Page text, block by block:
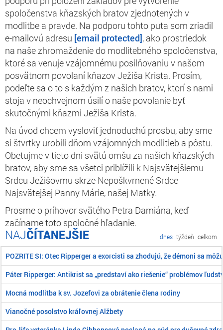
spoločenstva kňazských bratov zjednotených v
modlitbe a pravde. Na podporu tohto puta som zriadil
e-mailovú adresu [email protected], ako prostriedok
na naše zhromaždenie do modlitebného spoločenstva,
ktoré sa venuje vzájomnému posilňovaniu v našom
posvätnom povolaní kňazov Ježiša Krista. Prosím,
podeľte sa o to s každým z našich bratov, ktorí s nami
stoja v neochvejnom úsilí o naše povolanie byť
skutočnými kňazmi Ježiša Krista.
Na úvod chcem vysloviť jednoduchú prosbu, aby sme
si štvrtky urobili dňom vzájomných modlitieb a pôstu.
Obetujme v tieto dni svätú omšu za našich kňazských
bratov, aby sme sa všetci priblížili k Najsvätejšiemu
Srdcu Ježišovmu skrze Nepoškvrnené Srdce
Najsvätejšej Panny Márie, našej Matky.
Prosme o príhovor svätého Petra Damiána, keď
začíname toto spoločné hľadanie.
ČÍTANEJŠIE dnes týždeň celkom
POZRITE SI: Otec Ripperger a exorcisti sa zhodujú, že démoni sa
Páter Ripperger: Antikrist sa „predstaví ako riešenie“ problémov
Mocná modlitba k sv. Jozefovi za obrátenie člena rodiny
Vianočné posolstvo kráľovnej Alžbety